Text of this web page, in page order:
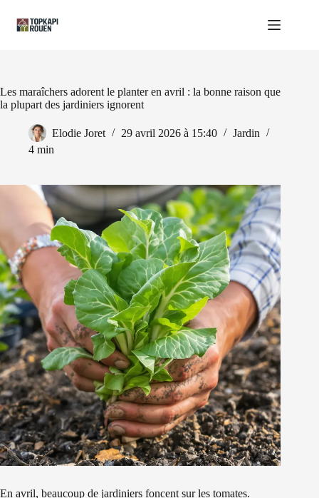
contenu
Les maraîchers adorent le planter en avril : la bonne raison que
la plupart des jardiniers ignorent
Elodie Joret 29 avril 2026 à 15:40
Jardin
4 min
En avril, beaucoup de jardiniers foncent sur les tomates.